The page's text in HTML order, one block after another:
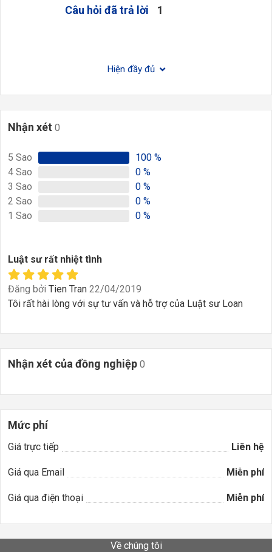
Câu hỏi đã trả lời 1
Hiện đầy đủ
Nhận xét 0
5 Sao 100 %
4 Sao 0 %
3 Sao 0 %
2 Sao 0 %
1 Sao 0 %
Luật sư rất nhiệt tình
Đăng bởi Tien Tran 22/04/2019
Tôi rất hài lòng với sự tư vấn và hỗ trợ của Luật sư Loan
Nhận xét của đồng nghiệp 0
Mức phí
Giá trực tiếp Liên hệ
Giá qua Email Miễn phí
Giá qua điện thoại Miễn phí
Về chúng tôi